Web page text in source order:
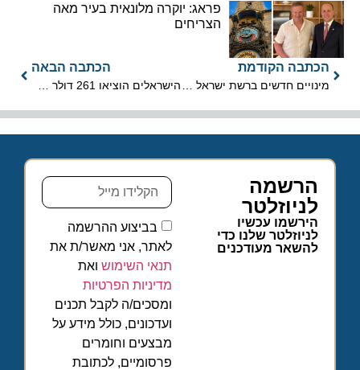
פראג: יוקרה מלונאית בעיר מאה
הצריחים
הכתבה הקודמת הכתבה הבאה
הרשמה
לניוזלטר
הירשמו עכשיו
לניוזלטר שלנו כדי
להשאר מעודכנים
בביצוע ההרשמה
לאתר, אני מאשר/ת את
תנאי השימוש ואת
מדיניות הפרטיות
ומסכים/ה לקבל תכנים
ועדכונים, כולל מידע על
מבצעים וחומרים
פרסומיים, לכתובת